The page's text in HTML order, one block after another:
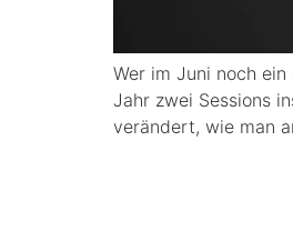
Wer im Juni noch
Jahr zwei Sessions
verändert, wie man